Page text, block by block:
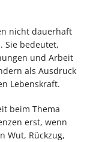
nicht dauerhaft
Sie bedeutet,
und Arbeit
als Ausdruck
Lebenskraft.
beim Thema
erst, wenn
Wut, Rückzug,